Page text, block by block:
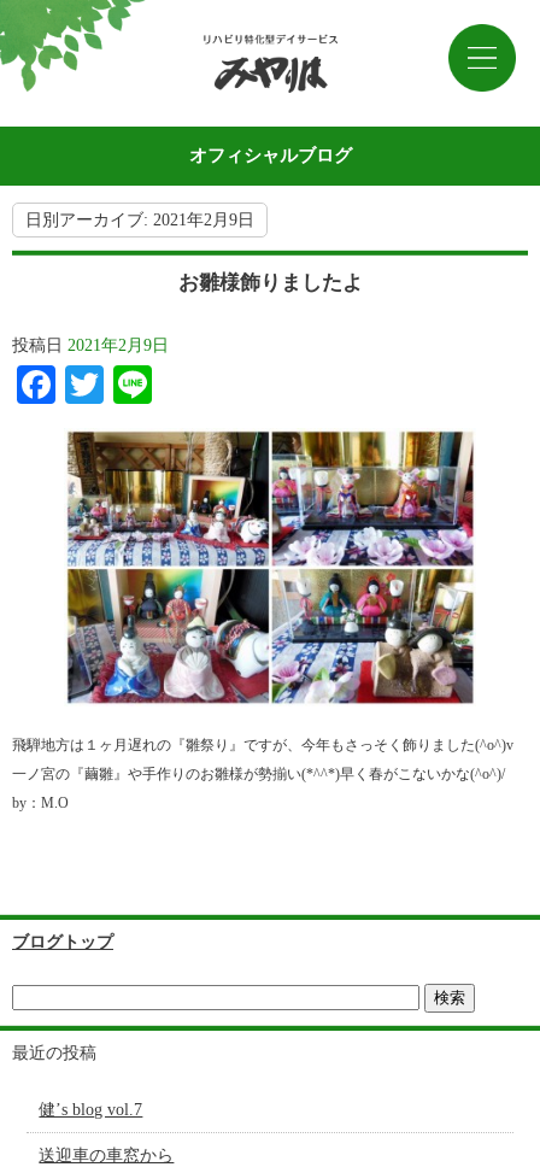
オフィシャルブログ
日別アーカイブ: 2021年2月9日
お雛様飾りましたよ
投稿日 2021年2月9日
Facebook
Twitter
飛騨地方は１ヶ月遅れの『雛祭り』ですが、今年もさっそく飾りました(^o^)v
一ノ宮の『繭雛』や手作りのお雛様が勢揃い(*^^*)早く春がこないかな(^o^)/
by：M.O
ブログトップ
最近の投稿
健’s blog vol.7
送迎車の車窓から